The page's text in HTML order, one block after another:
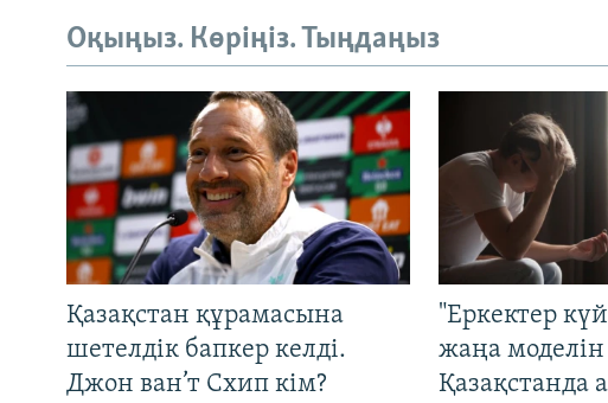
Оқыңыз. Көріңіз. Тыңдаңыз
Қазақстан құрамасына
шетелдік бапкер келді.
Джон ван’т Схип кім?
"Еркектер
жаңа
Қазақстанда